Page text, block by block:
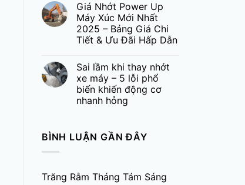
Giá Nhớt Power Up
Máy Xúc Mới Nhất
2025 – Bảng Giá Chi
Tiết & Ưu Đãi Hấp Dẫn
Sai lầm khi thay nhớt
xe máy – 5 lỗi phổ
biến khiến động cơ
nhanh hỏng
BÌNH LUẬN GẦN ĐÂY
Trăng Rằm Tháng Tám Sáng